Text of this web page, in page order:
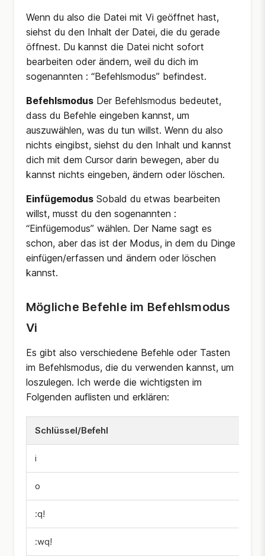
Wenn du also die Datei mit Vi geöffnet hast,
siehst du den Inhalt der Datei, die du gerade
öffnest. Du kannst die Datei nicht sofort
bearbeiten oder ändern, weil du dich im
sogenannten : “Befehlsmodus” befindest.
Befehlsmodus Der Befehlsmodus bedeutet,
dass du Befehle eingeben kannst, um
auszuwählen, was du tun willst. Wenn du also
nichts eingibst, siehst du den Inhalt und kannst
dich mit dem Cursor darin bewegen, aber du
kannst nichts eingeben, ändern oder löschen.
Einfügemodus Sobald du etwas bearbeiten
willst, musst du den sogenannten :
“Einfügemodus” wählen. Der Name sagt es
schon, aber das ist der Modus, in dem du Dinge
einfügen/erfassen und ändern oder löschen
kannst.
Mögliche Befehle im Befehlsmodus
Vi
Es gibt also verschiedene Befehle oder Tasten
im Befehlsmodus, die du verwenden kannst, um
loszulegen. Ich werde die wichtigsten im
Folgenden auflisten und erklären:
Schlüssel/Befehl
i
o
:q!
:wq!